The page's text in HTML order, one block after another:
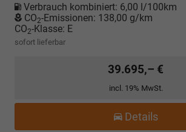
Verbrauch kombiniert: 6,00 l/100km
CO2-Emissionen: 138,00 g/km
CO2-Klasse: E
sofort lieferbar
39.695,– €
incl. 19% MwSt.
Details